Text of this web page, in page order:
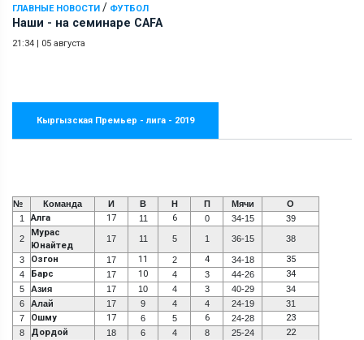
ГЛАВНЫЕ НОВОСТИ / ФУТБОЛ
Наши - на семинаре СAFA
21:34 | 05 августа
Кыргызская Премьер - лига - 2019
№ Команда И В Н П Мячи
О
1
Алга 17 11 6 0 34-15 39
2
Мурас
Юнайтед
17 11 5 1 36-15 38
3 Озгон 17 11 2 4 34-18 35
4 Барс 17 10 4 3 44-26 34
5 Азия 17 10 4 3 40-29
34
6
Алай 17 9 4 4 24-19
31
7
Ошму 17 6 5 6 24-28 23
8 Дордой 18 6 4 8 25-24 22